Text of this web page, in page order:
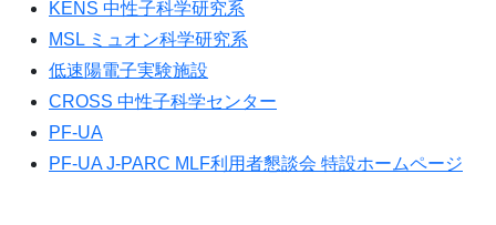
KENS 中性子科学研究系
MSL ミュオン科学研究系
低速陽電子実験施設
CROSS 中性子科学センター
PF-UA
PF-UA J-PARC MLF利用者懇談会 特設ホームページ